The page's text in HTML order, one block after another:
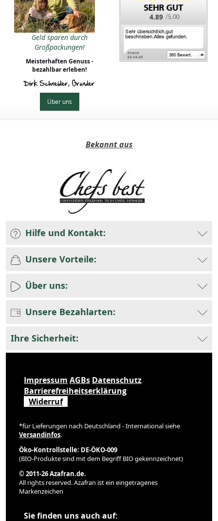
Geld sparen durch
Großpackungen!
Meisterhaften Genuss -
bezahlbar erleben!
Dirk Schneider, Gründer
Über uns
4.89
Bekannt aus
Hilfe und Kontakt:
Unsere Vorteile:
Über uns:
Unsere Bezahlarten:
Ihre Sicherheit:
Impressum AGBs Datenschutz
Barrierefreiheitserklärung
Widerruf
*für Lieferungen nach Deutschland - International siehe
Versandinfos.
Öko-Kontrollstelle: DE-ÖKO-009
(BIO-Produkte sind mit dem Begriff BIO gekennzeichnet)
© 2011-26 Azafran.de.
All rights reserved. Azafran ist ein eingetragenes
Markenzeichen
Sie finden uns auch auf: